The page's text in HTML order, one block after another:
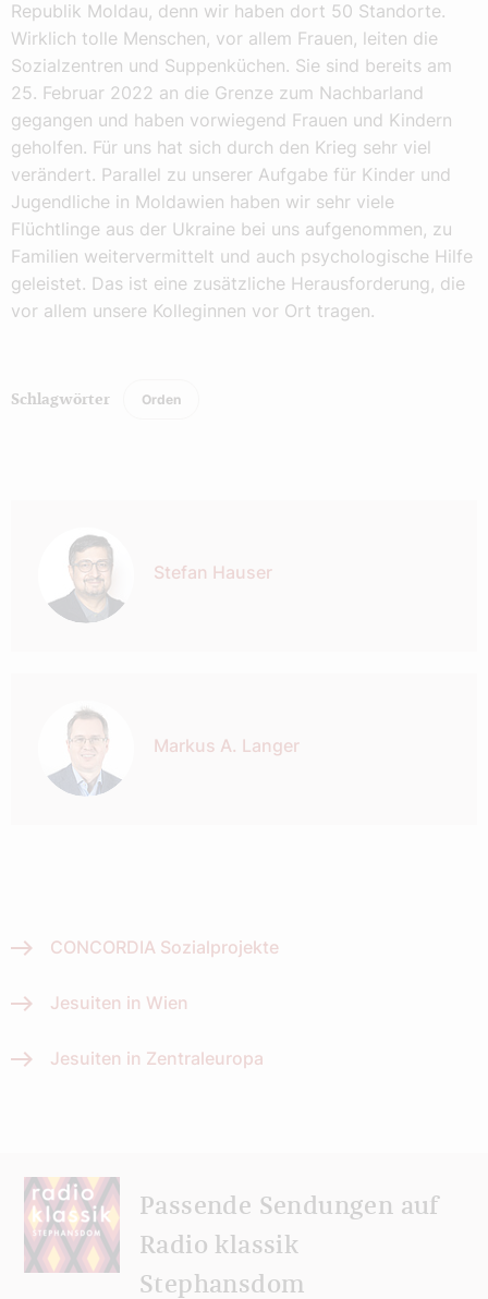
Republik Moldau, denn wir haben dort 50 Standorte.
Wirklich tolle Menschen, vor allem Frauen, leiten die
Sozialzentren und Suppenküchen. Sie sind bereits am
25. Februar 2022 an die Grenze zum Nachbarland
gegangen und haben vorwiegend Frauen und Kindern
geholfen. Für uns hat sich durch den Krieg sehr viel
verändert. Parallel zu unserer Aufgabe für Kinder und
Jugendliche in Moldawien haben wir sehr viele
Flüchtlinge aus der Ukraine bei uns aufgenommen, zu
Familien weitervermittelt und auch psychologische Hilfe
geleistet. Das ist eine zusätzliche Herausforderung, die
vor allem unsere Kolleginnen vor Ort tragen.
Schlagwörter Orden
Stefan Hauser
Markus A. Langer
CONCORDIA Sozialprojekte
Jesuiten in Wien
Jesuiten in Zentraleuropa
Passende Sendungen auf
Radio klassik
Stephansdom